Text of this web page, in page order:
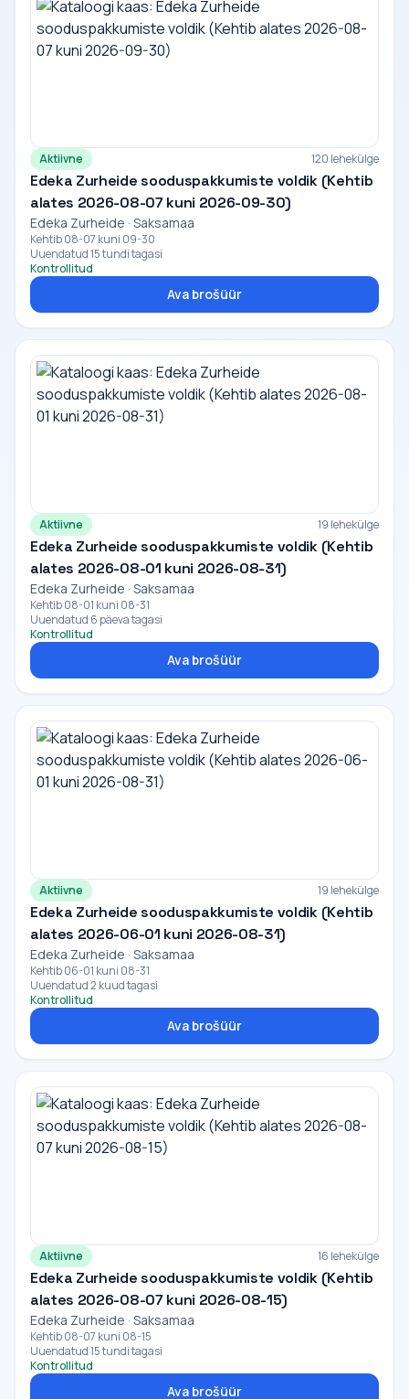
Aktiivne 120 lehekülge
Edeka Zurheide sooduspakkumiste voldik (Kehtib
alates 2026-08-07 kuni 2026-09-30)
Edeka Zurheide · Saksamaa
Kehtib 08-07 kuni 09-30
Uuendatud 15 tundi tagasi
Kontrollitud
Ava brošüür
Aktiivne 19 lehekülge
Edeka Zurheide sooduspakkumiste voldik (Kehtib
alates 2026-08-01 kuni 2026-08-31)
Edeka Zurheide · Saksamaa
Kehtib 08-01 kuni 08-31
Uuendatud 6 päeva tagasi
Kontrollitud
Ava brošüür
Aktiivne 19 lehekülge
Edeka Zurheide sooduspakkumiste voldik (Kehtib
alates 2026-06-01 kuni 2026-08-31)
Edeka Zurheide · Saksamaa
Kehtib 06-01 kuni 08-31
Uuendatud 2 kuud tagasi
Kontrollitud
Ava brošüür
Aktiivne 16 lehekülge
Edeka Zurheide sooduspakkumiste voldik (Kehtib
alates 2026-08-07 kuni 2026-08-15)
Edeka Zurheide · Saksamaa
Kehtib 08-07 kuni 08-15
Uuendatud 15 tundi tagasi
Kontrollitud
Ava brošüür